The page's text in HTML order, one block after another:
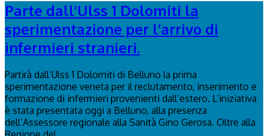
Parte dall'Ulss 1 Dolomiti la
sperimentazione per l’arrivo di
infermieri stranieri.
Partirà dall’Ulss 1 Dolomiti di Belluno la prima
sperimentazione veneta per il reclutamento, inserimento e
formazione di infermieri provenienti dall’estero. L’iniziativa
è stata presentata oggi a Belluno, alla presenza
dell’Assessore regionale alla Sanità Gino Gerosa. Oltre alla